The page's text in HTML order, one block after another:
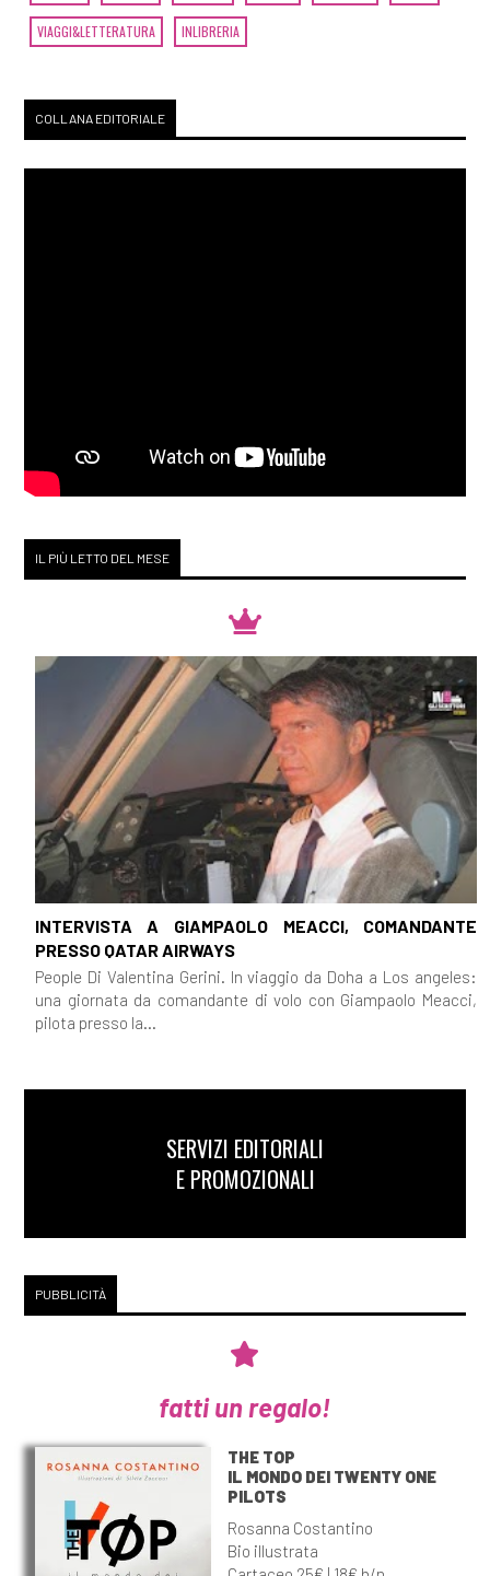
VIAGGI&LETTERATURA INLIBRERIA
COLLANA EDITORIALE
IL PIÙ LETTO DEL MESE
INTERVISTA A GIAMPAOLO MEACCI, COMANDANTE
PRESSO QATAR AIRWAYS
People Di Valentina Gerini. In viaggio da Doha a Los angeles:
una giornata da comandante di volo con Giampaolo Meacci,
pilota presso la...
SERVIZI EDITORIALI
E PROMOZIONALI
PUBBLICITÀ
fatti un regalo!
THE TOP
IL MONDO DEI TWENTY ONE
PILOTS
Rosanna Costantino
Bio illustrata